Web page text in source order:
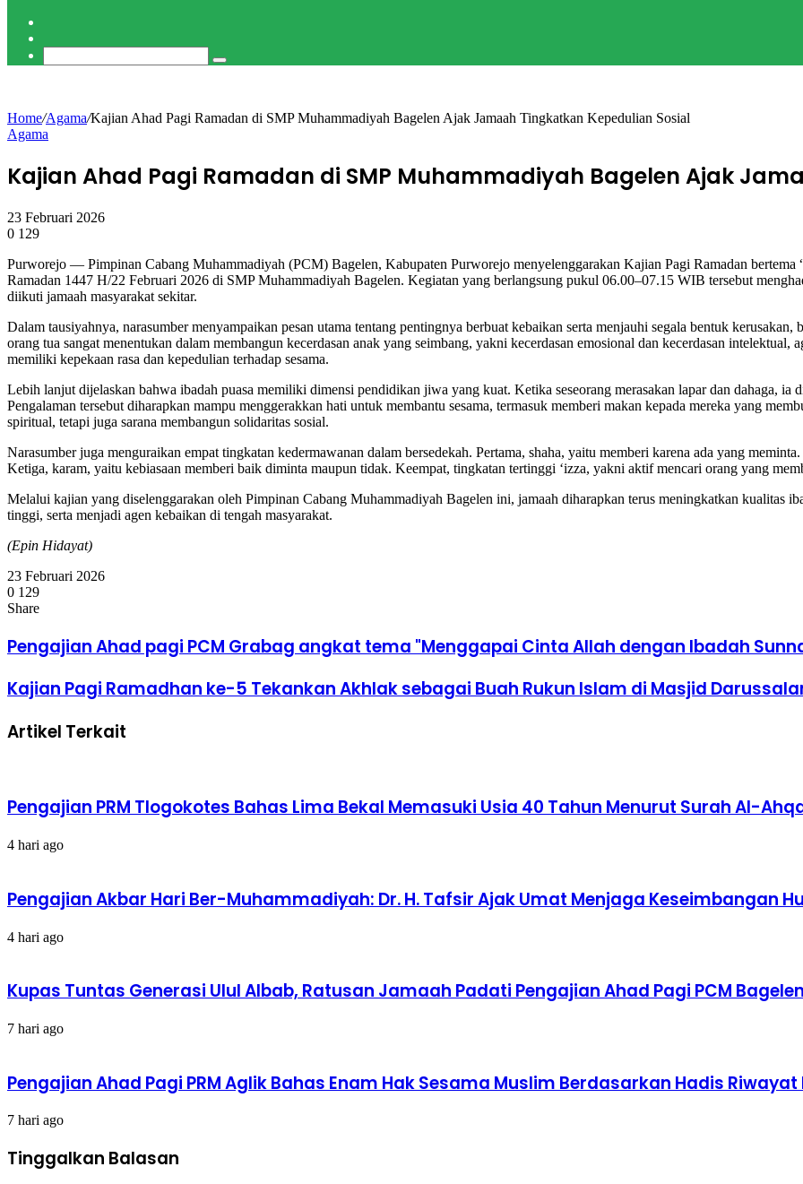
Search
Home/Agama/Kajian Ahad Pagi Ramadan di SMP Muhammadiyah Bagelen Ajak Jamaah Tingkatkan Kepedulian Sosial
Agama
Kajian Ahad Pagi Ramadan di SMP Muhammadiyah Bagelen Ajak
23 Februari 2026
0 129
Purworejo — Pimpinan Cabang Muhammadiyah (PCM) Bagelen, Kabupaten Purworejo menyelenggarakan Kajian Pagi Ramadan bertema
Ramadan 1447 H/22 Februari 2026 di SMP Muhammadiyah Bagelen. Kegiatan yang berlangsung pukul 06.00–07.15 WIB tersebut
diikuti jamaah masyarakat sekitar.
Dalam tausiyahnya, narasumber menyampaikan pesan utama tentang pentingnya berbuat kebaikan serta menjauhi segala bentuk
orang tua sangat menentukan dalam membangun kecerdasan anak yang seimbang, yakni kecerdasan emosional dan kecerdasan intelektual,
memiliki kepekaan rasa dan kepedulian terhadap sesama.
Lebih lanjut dijelaskan bahwa ibadah puasa memiliki dimensi pendidikan jiwa yang kuat. Ketika seseorang merasakan lapar dan dahaga,
Pengalaman tersebut diharapkan mampu menggerakkan hati untuk membantu sesama, termasuk memberi makan kepada mereka yang
spiritual, tetapi juga sarana membangun solidaritas sosial.
Narasumber juga menguraikan empat tingkatan kedermawanan dalam bersedekah. Pertama, shaha, yaitu memberi karena ada yang
Ketiga, karam, yaitu kebiasaan memberi baik diminta maupun tidak. Keempat, tingkatan tertinggi ‘izza, yakni aktif mencari orang yang
Melalui kajian yang diselenggarakan oleh Pimpinan Cabang Muhammadiyah Bagelen ini, jamaah diharapkan terus meningkatkan kualitas
tinggi, serta menjadi agen kebaikan di tengah masyarakat.
(Epin Hidayat)
23 Februari 2026
0 129
Facebook
X
LinkedIn
WhatsApp
Telegram
Share
Pengajian
Ahad
PCM
angkat
tema
dengan
Ibadah
Pengajian Ahad pagi PCM Grabag angkat tema "Menggapai Cinta Allah dengan Ibadah
Kajian
Pagi
ke-
Buah
Islam
Darussalam
Kutoarjo
Kajian Pagi Ramadhan ke-5 Tekankan Akhlak sebagai Buah Rukun Islam di Masjid
Artikel Terkait
Pengajian PRM Tlogokotes Bahas Lima Bekal Memasuki Usia 40 Tahun Menurut Surah Al-
4 hari ago
Pengajian Akbar Hari Ber-Muhammadiyah: Dr. H. Tafsir Ajak Umat Menjaga Keseimbangan
4 hari ago
Kupas Tuntas Generasi Ulul Albab, Ratusan Jamaah Padati Pengajian Ahad Pagi PCM Bagelen
7 hari ago
Pengajian Ahad Pagi PRM Aglik Bahas Enam Hak Sesama Muslim Berdasarkan Hadis
7 hari ago
Tinggalkan Balasan